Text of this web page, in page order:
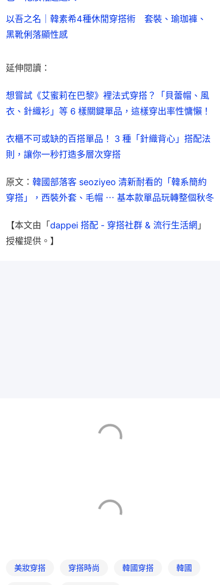
以吾之名｜韓素希4種休閒穿搭術 套裝、瑜珈褲、
黑靴俐落顯性感
延伸閱讀：
想嘗試《艾蜜莉在巴黎》裡法式穿搭？「貝蕾帽、風
衣、針織衫」等 6 樣關鍵單品，這樣穿出率性慵懶！
衣櫃不可或缺的百搭單品！ 3 種「針織背心」搭配法
則，讓你一秒打造多層次穿搭
原文： 韓國部落客 seoziyeo 清新耐看的「韓系簡約
穿搭」，西裝外套、毛帽 ⋯ 基本款單品玩轉整個秋冬
【本文由「 dappei 搭配 - 穿搭社群 & 流行生活網 」
授權提供。】
美妝穿搭 穿搭時尚 韓國穿搭 韓國